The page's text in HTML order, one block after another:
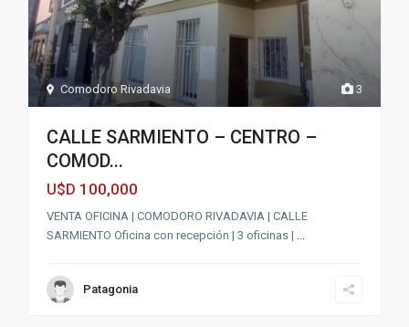
3
Comodoro Rivadavia
CALLE SARMIENTO – CENTRO –
COMOD...
U$D 100,000
VENTA OFICINA | COMODORO RIVADAVIA | CALLE
SARMIENTO Oficina con recepción | 3 oficinas |
Patagonia